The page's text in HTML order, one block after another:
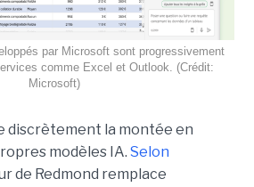
par Microsoft sont progressivement
comme Excel et Outlook. (Crédit:
Microsoft)
discrètement la montée en
modèles IA. Selon
de Redmond remplace